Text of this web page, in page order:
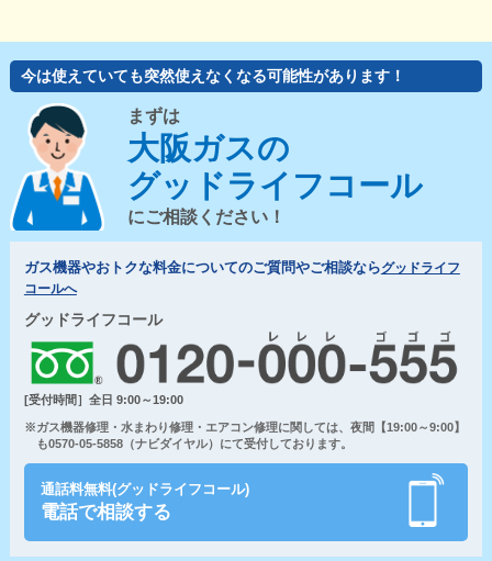
今は使えていても突然使えなくなる可能性があります！
まずは
大阪ガスの
グッドライフコール
にご相談ください！
ガス機器やおトクな料金についてのご質問やご相談ならグッドライフ
コールへ
グッドライフコール
[受付時間］全日 9:00～19:00
※ガス機器修理・水まわり修理・エアコン修理に関しては、夜間【19:00～9:00】
も0570-05-5858（ナビダイヤル）にて受付しております。
通話料無料(グッドライフコール)
電話で相談する